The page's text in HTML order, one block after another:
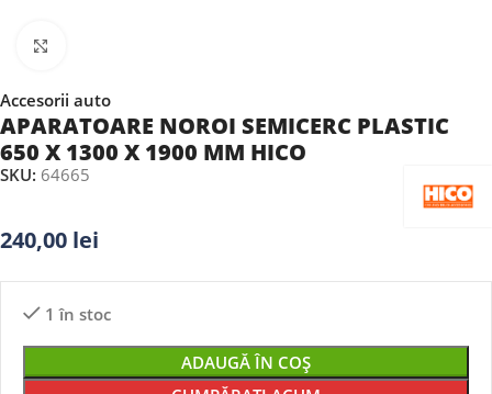
Accesorii auto
APARATOARE NOROI SEMICERC PLASTIC
650 X 1300 X 1900 MM HICO
SKU: 64665
240,00 lei
1 în stoc
ADAUGĂ ÎN COȘ